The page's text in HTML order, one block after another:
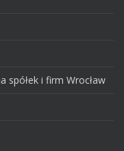
spółek i firm Wrocław